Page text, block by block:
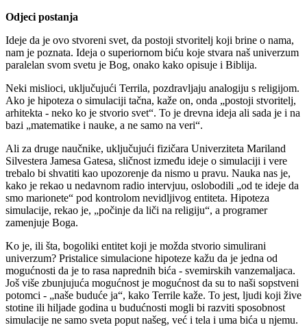
Odjeci postanja
Ideje da je ovo stvoreni svet, da postoji stvoritelj koji brine o nama,
nam je poznata. Ideja o superiornom biću koje stvara naš univerzum
paralelan svom svetu je Bog, onako kako opisuje i Biblija.
Neki mislioci, uključujući Terrila, pozdravljaju analogiju s religijom.
Ako je hipoteza o simulaciji tačna, kaže on, onda „postoji stvoritelj,
arhitekta - neko ko je stvorio svet“. To je drevna ideja ali sada je i na
bazi „matematike i nauke, a ne samo na veri“.
Ali za druge naučnike, uključujući fizičara Univerziteta Mariland
Silvestera Jamesa Gatesa, sličnost između ideje o simulaciji i vere
trebalo bi shvatiti kao upozorenje da nismo u pravu. Nauka nas je,
kako je rekao u nedavnom radio intervjuu, oslobodili „od te ideje da
smo marionete“ pod kontrolom nevidljivog entiteta. Hipoteza
simulacije, rekao je, „počinje da liči na religiju“, a programer
zamenjuje Boga.
Ko je, ili šta, bogoliki entitet koji je možda stvorio simulirani
univerzum? Pristalice simulacione hipoteze kažu da je jedna od
mogućnosti da je to rasa naprednih bića - svemirskih vanzemaljaca.
Još više zbunjujuća mogućnost je mogućnost da su to naši sopstveni
potomci - „naše buduće ja“, kako Terrile kaže. To jest, ljudi koji žive
stotine ili hiljade godina u budućnosti mogli bi razviti sposobnost
simulacije ne samo sveta poput našeg, već i tela i uma bića u njemu.